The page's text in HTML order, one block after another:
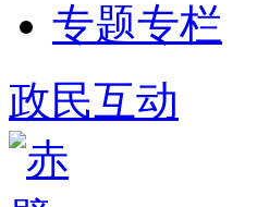
专题专栏
政民互动